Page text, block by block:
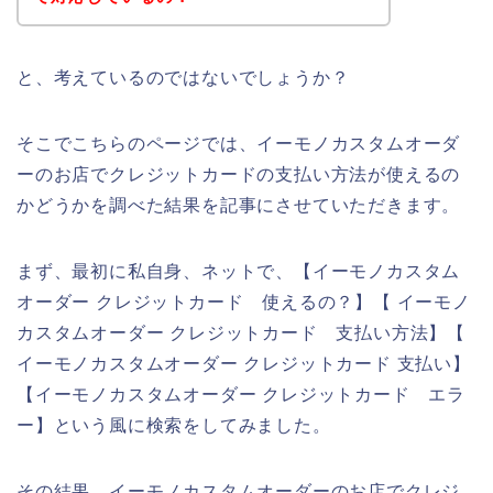
と、考えているのではないでしょうか？
そこでこちらのページでは、イーモノカスタムオーダ
ーのお店でクレジットカードの支払い方法が使えるの
かどうかを調べた結果を記事にさせていただきます。
まず、最初に私自身、ネットで、【イーモノカスタム
オーダー クレジットカード 使えるの？】【 イーモノ
カスタムオーダー クレジットカード 支払い方法】【
イーモノカスタムオーダー クレジットカード 支払い】
【イーモノカスタムオーダー クレジットカード エラ
ー】という風に検索をしてみました。